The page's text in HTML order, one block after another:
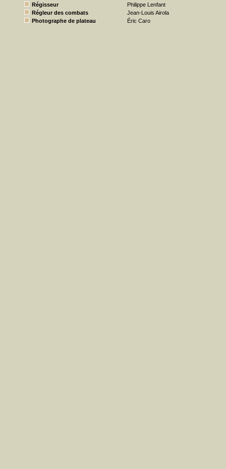
Régisseur
Philippe Lenfant
Régleur des combats
Jean-Louis Airola
Photographe de plateau
Éric Caro